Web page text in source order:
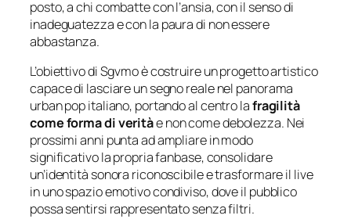
posto, a chi combatte con l’ansia, con il senso di
inadeguatezza e con la paura di non essere
abbastanza.
L’obiettivo di Sgvmo è costruire un progetto artistico
capace di lasciare un segno reale nel panorama
urban pop italiano, portando al centro lafragilità
come forma di veritàe non come debolezza. Nei
prossimi anni punta ad ampliare in modo
significativo la propria fanbase, consolidare
un’identità sonora riconoscibile e trasformare il live
in uno spazio emotivo condiviso, dove il pubblico
possa sentirsi rappresentato senza filtri.